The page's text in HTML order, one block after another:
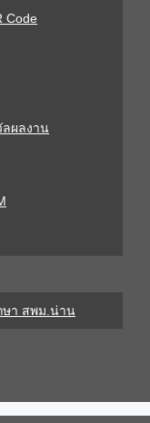
Code
ลผลงาน
ษา สพม.น่าน